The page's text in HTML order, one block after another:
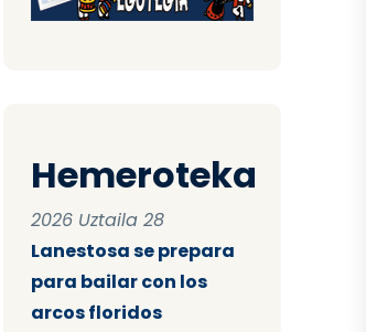
Hemeroteka
2026 Uztaila 28
Lanestosa se prepara
para bailar con los
arcos floridos